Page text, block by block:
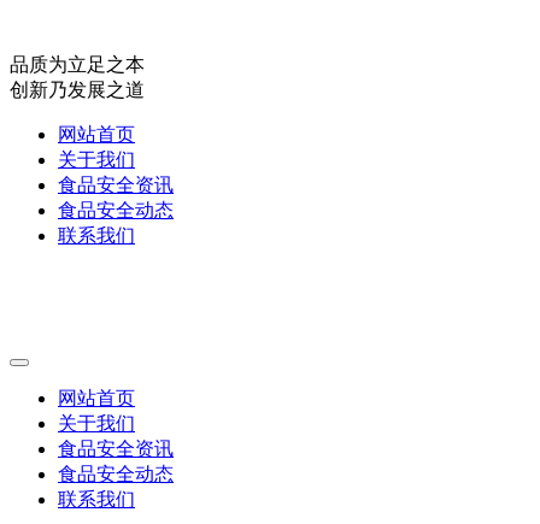
品质为立足之本
创新乃发展之道
网站首页
关于我们
食品安全资讯
食品安全动态
联系我们
网站首页
关于我们
食品安全资讯
食品安全动态
联系我们